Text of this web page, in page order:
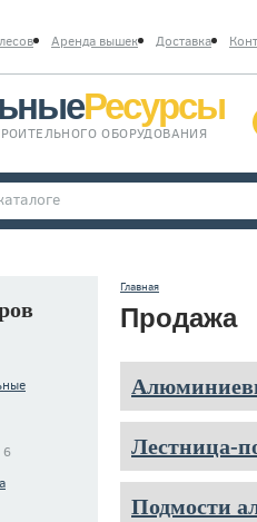
Аренда вышек Доставка
Ресурсы
ОБОРУДОВАНИЯ
6
Главная
Продажа
Лестница-
Подмости